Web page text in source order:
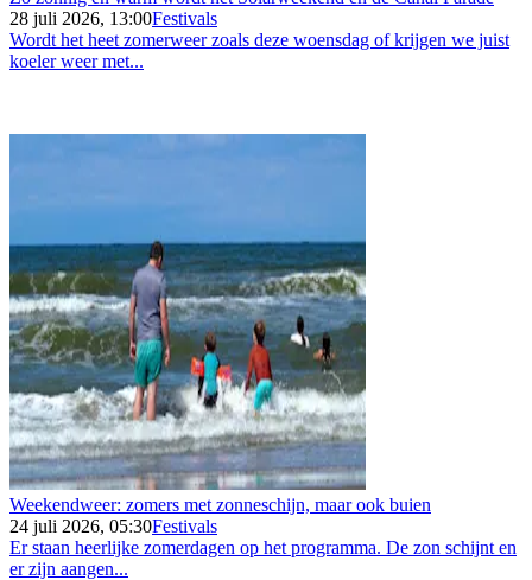
28 juli 2026, 13:00Festivals
Wordt het heet zomerweer zoals deze woensdag of krijgen we juist
koeler weer met...
Weekendweer: zomers met zonneschijn, maar ook buien
24 juli 2026, 05:30Festivals
Er staan heerlijke zomerdagen op het programma. De zon schijnt en
er zijn aangen...